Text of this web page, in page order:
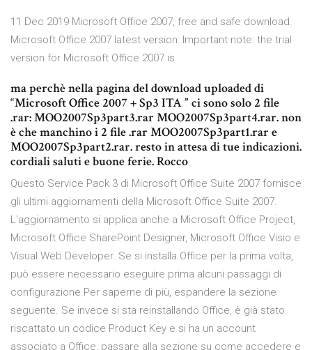
11 Dec 2019 Microsoft Office 2007, free and safe download.
Microsoft Office 2007 latest version: Important note: the trial
version for Microsoft Office 2007 is
ma perchè nella pagina del download uploaded di
“Microsoft Office 2007 + Sp3 ITA ” ci sono solo 2 file
.rar: MOO2007Sp3part3.rar MOO2007Sp3part4.rar. non
è che manchino i 2 file .rar MOO2007Sp3part1.rar e
MOO2007Sp3part2.rar. resto in attesa di tue indicazioni.
cordiali saluti e buone ferie. Rocco
Questo Service Pack 3 di Microsoft Office Suite 2007 fornisce
gli ultimi aggiornamenti della Microsoft Office Suite 2007.
L'aggiornamento si applica anche a Microsoft Office Project,
Microsoft Office SharePoint Designer, Microsoft Office Visio e
Visual Web Developer. Se si installa Office per la prima volta,
può essere necessario eseguire prima alcuni passaggi di
configurazione.Per saperne di più, espandere la sezione
seguente. Se invece si sta reinstallando Office, è già stato
riscattato un codice Product Key e si ha un account
associato a Office, passare alla sezione su come accedere e